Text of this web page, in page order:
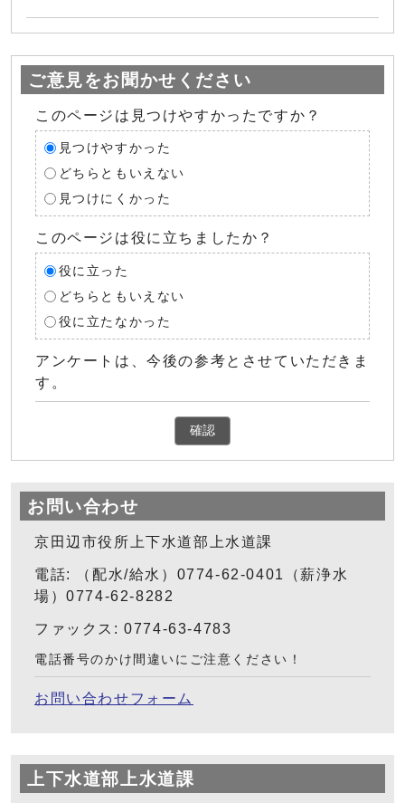
ご意見をお聞かせください
このページは見つけやすかったですか？
見つけやすかった
どちらともいえない
見つけにくかった
このページは役に立ちましたか？
役に立った
どちらともいえない
役に立たなかった
アンケートは、今後の参考とさせていただきま
す。
確認
お問い合わせ
京田辺市役所上下水道部上水道課
電話: （配水/給水）0774-62-0401（薪浄水
場）0774-62-8282
ファックス: 0774-63-4783
電話番号のかけ間違いにご注意ください！
お問い合わせフォーム
上下水道部上水道課